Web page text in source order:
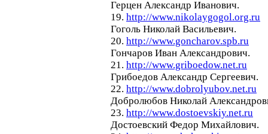
Герцен Александр Иванович.
19. http://www.nikolaygogol.org.ru
Гоголь Николай Васильевич.
20. http://www.goncharov.spb.ru
Гончаров Иван Александрович.
21. http://www.griboedow.net.ru
Грибоедов Александр Сергеевич.
22. http://www.dobrolyubov.net.ru
Добролюбов Николай
23. http://www.dostoevskiy.net.ru
Достоевский Федор Михайлович.